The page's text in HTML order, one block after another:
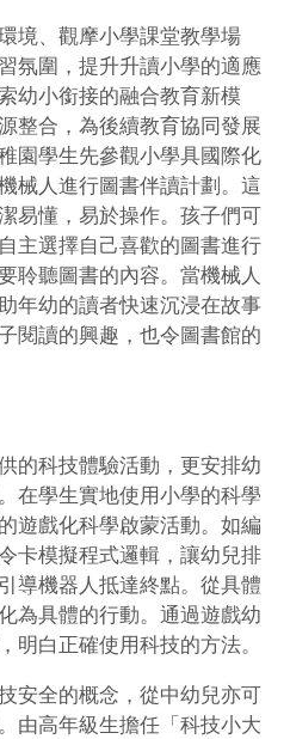
境、觀摩小學課堂教學場
氛圍，提升升讀小學的適應
幼小銜接的融合教育新模
整合，為後續教育協同發展
園學生先參觀小學具國際化
械人進行圖書伴讀計劃。這
易懂，易於操作。孩子們可
主選擇自己喜歡的圖書進行
聆聽圖書的內容。當機械人
年幼的讀者快速沉浸在故事
閱讀的興趣，也令圖書館的
的科技體驗活動，更安排幼
在學生實地使用小學的科學
遊戲化科學啟蒙活動。如編
卡模擬程式邏輯，讓幼兒排
導機器人抵達終點。從具體
為具體的行動。通過遊戲幼
明白正確使用科技的方法。
安全的概念，從中幼兒亦可
由高年級生擔任「科技小大